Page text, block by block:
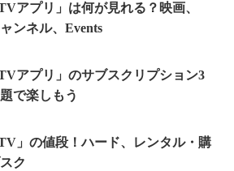
アプリ」は何が見れる？映画、
ンネル、Events
TVアプリ」のサブスクリプション3
で楽しもう
TV」の値段！ハード、レンタル・購
ク